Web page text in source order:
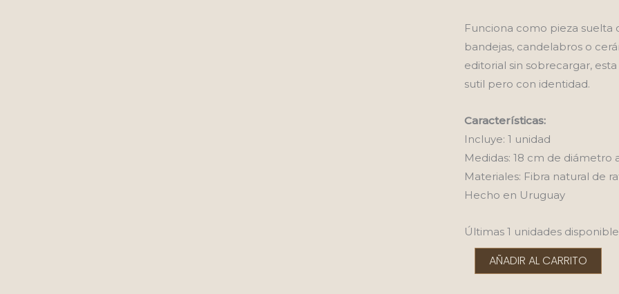
Funciona como pieza
bandejas, candelabros o
editorial sin sobrecargar,
sutil pero con identidad.
Características:
Incluye: 1 unidad
Medidas: 18 cm de diámetro
Materiales: Fibra natural de
Hecho en Uruguay
Últimas 1 unidades
Bella
CadenaAÑADIR AL CARRITO